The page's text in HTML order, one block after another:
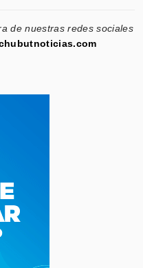
de nuestras redes sociales